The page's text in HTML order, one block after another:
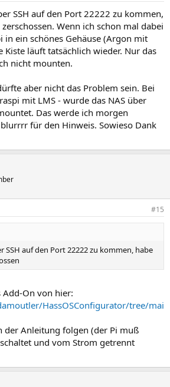
SSH auf den Port 22222 zu kommen,
Wenn ich schon mal dabei
in ein schönes Gehäuse (Argon mit
Kiste läuft tatsächlich wieder. Nur das
nicht mounten.
aber nicht das Problem sein. Bei
mit LMS - wurde das NAS über
Das werde ich morgen
für den Hinweis. Sowieso Dank
#15
SSH auf den Port 22222 zu kommen, habe
Add-On von hier:
HassOSConfigurator/tree/mai
der Anleitung folgen (der Pi muß
und vom Strom getrennt